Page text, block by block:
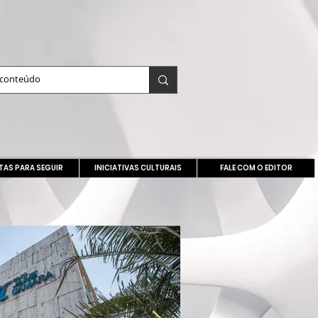
PARA SEGUIR INICIATIVAS CULTURAIS FALE COM O EDITOR